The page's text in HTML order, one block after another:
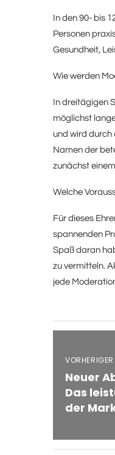
In den 90- bis
Personen
Gesundheit,
Wie werden
In dreitägigen
möglichst
und wird durch
Namen der
zunächst
Welche
Für dieses
spannenden
Spaß daran
zu vermitteln.
jede
Neuer
Das
der